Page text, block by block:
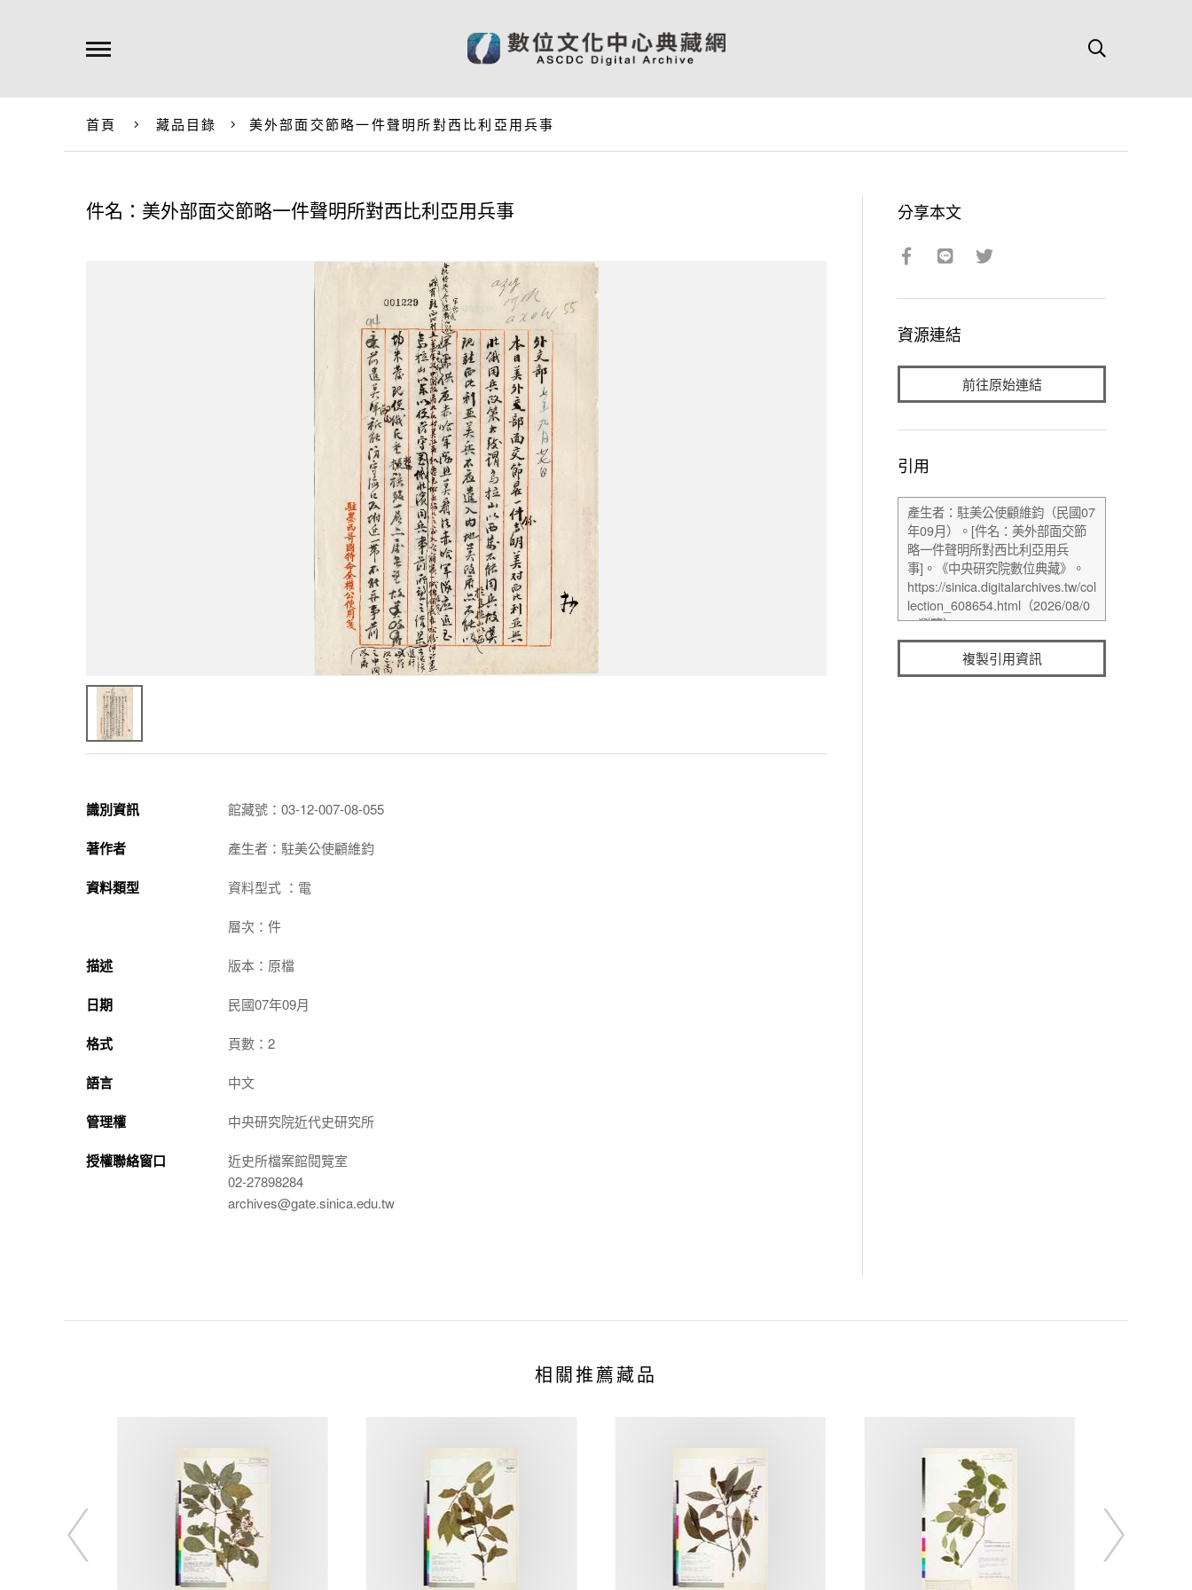
首頁 藏品目錄 美外部面交節略一件聲明所對西比利亞用兵事
件名：美外部面交節略一件聲明所對西比利亞用兵事
識別資訊 館藏號：03-12-007-08-055
著作者 產生者：駐美公使顧維鈞
資料類型 資料型式 ：電
層次：件
描述 版本：原檔
日期 民國07年09月
格式 頁數：2
語言 中文
管理權 中央研究院近代史研究所
授權聯絡窗口
近史所檔案館閱覽室
02-27898284
archives@gate.sinica.edu.tw
分享本文
資源連結
前往原始連結
引用
複製引用資訊
相關推薦藏品